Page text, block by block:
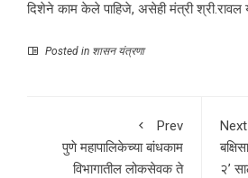
दिशेने काम केले पाहिजे, असेही मंत्री श्री.रावल
Posted in शासन यंत्रणा
Prev
पुणे महापालिकेच्या बांधकाम
विभागातील लोकसेवक ते
Next
२’